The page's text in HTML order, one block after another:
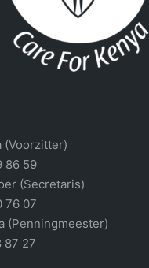
(Voorzitter)
86 59
(Secretaris)
76 07
(Penningmeester)
87 27